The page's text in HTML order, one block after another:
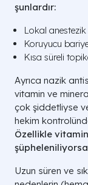
şunlardır:
Lokal anestezik
Koruyucu
Kısa süreli
Ayrıca nazik
vitamin ve
çok şiddetliyse
hekim
Özellikle
Uzun süren ve